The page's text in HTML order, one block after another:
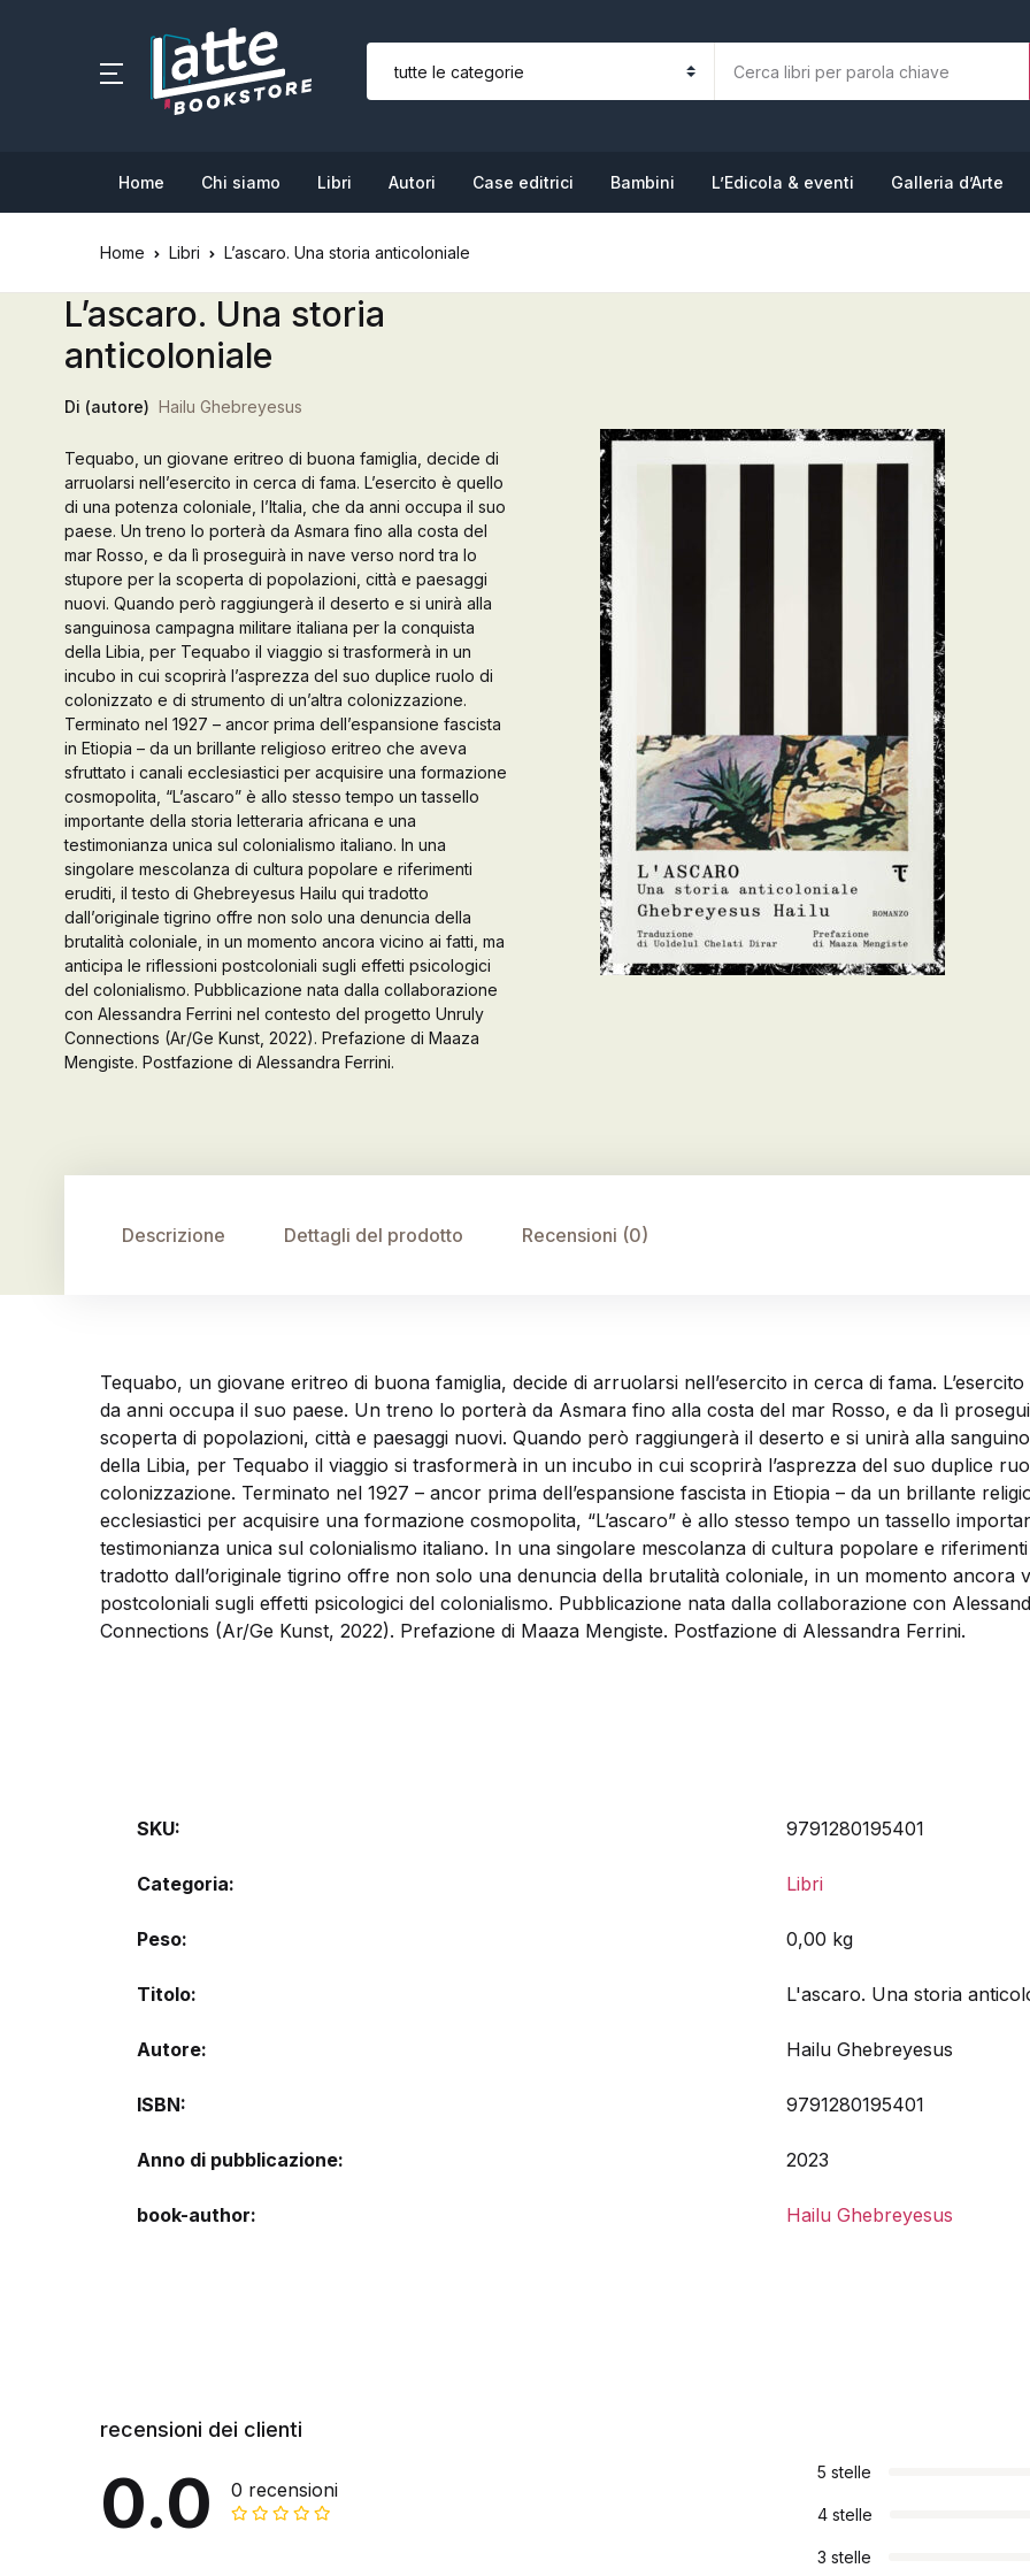
Home Chi siamo Libri Autori Case editrici Bambini L’Edicola & eventi Galleria d’Arte
SHOP BY CATEGORY
Autori
L’Edicola & eventi
Galleria d’Arte
Contattaci
La tua
Home Libri L’ascaro. Una storia anticoloniale
L’ascaro. Una storia
anticoloniale
Di (autore) Hailu Ghebreyesus
Tequabo, un giovane eritreo di buona famiglia, decide di
arruolarsi nell’esercito in cerca di fama. L’esercito è quello
di una potenza coloniale, l’Italia, che da anni occupa il suo
paese. Un treno lo porterà da Asmara fino alla costa del
mar Rosso, e da lì proseguirà in nave verso nord tra lo
stupore per la scoperta di popolazioni, città e paesaggi
nuovi. Quando però raggiungerà il deserto e si unirà alla
sanguinosa campagna militare italiana per la conquista
della Libia, per Tequabo il viaggio si trasformerà in un
incubo in cui scoprirà l’asprezza del suo duplice ruolo di
colonizzato e di strumento di un’altra colonizzazione.
Terminato nel 1927 – ancor prima dell’espansione fascista
in Etiopia – da un brillante religioso eritreo che aveva
sfruttato i canali ecclesiastici per acquisire una formazione
cosmopolita, “L’ascaro” è allo stesso tempo un tassello
importante della storia letteraria africana e una
testimonianza unica sul colonialismo italiano. In una
singolare mescolanza di cultura popolare e riferimenti
eruditi, il testo di Ghebreyesus Hailu qui tradotto
dall’originale tigrino offre non solo una denuncia della
brutalità coloniale, in un momento ancora vicino ai fatti, ma
anticipa le riflessioni postcoloniali sugli effetti psicologici
del colonialismo. Pubblicazione nata dalla collaborazione
con Alessandra Ferrini nel contesto del progetto Unruly
Connections (Ar/Ge Kunst, 2022). Prefazione di Maaza
Mengiste. Postfazione di Alessandra Ferrini.
Descrizione Dettagli del prodotto Recensioni (0)
Tequabo, un giovane eritreo di buona famiglia, decide di arruolarsi nell’esercito in cerca di fama.
da anni occupa il suo paese. Un treno lo porterà da Asmara fino alla costa del mar Rosso, e da lì
scoperta di popolazioni, città e paesaggi nuovi. Quando però raggiungerà il deserto e si unirà alla
della Libia, per Tequabo il viaggio si trasformerà in un incubo in cui scoprirà l’asprezza del suo duplice
colonizzazione. Terminato nel 1927 – ancor prima dell’espansione fascista in Etiopia – da un brillante
ecclesiastici per acquisire una formazione cosmopolita, “L’ascaro” è allo stesso tempo un tassello
testimonianza unica sul colonialismo italiano. In una singolare mescolanza di cultura popolare e
tradotto dall’originale tigrino offre non solo una denuncia della brutalità coloniale, in un momento ancora
postcoloniali sugli effetti psicologici del colonialismo. Pubblicazione nata dalla collaborazione con
Connections (Ar/Ge Kunst, 2022). Prefazione di Maaza Mengiste. Postfazione di Alessandra Ferrini.
SKU: 9791280195401
Categoria: Libri
Peso 0,00 kg
Titolo L'ascaro. Una storia
Autore Hailu Ghebreyesus
ISBN 9791280195401
Anno di pubblicazione 2023
book-author Hailu Ghebreyesus
recensioni dei clienti
0.0 0 recensioni
5 stelle
4 stelle
3 stelle